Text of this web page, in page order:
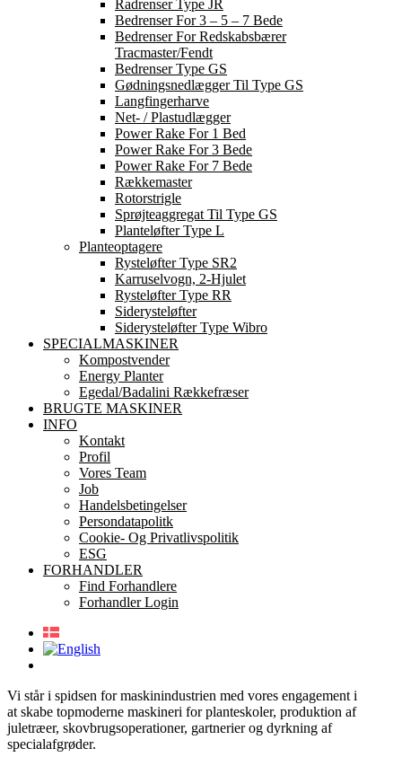
Radrenser Type JR
Bedrenser For 3 – 5 – 7 Bede
Bedrenser For Redskabsbærer
Tracmaster/Fendt
Bedrenser Type GS
Gødningsnedlægger Til Type GS
Langfingerharve
Net- / Plastudlægger
Power Rake For 1 Bed
Power Rake For 3 Bede
Power Rake For 7 Bede
Rækkemaster
Rotorstrigle
Sprøjteaggregat Til Type GS
Planteløfter Type L
Planteoptagere
Rysteløfter Type SR2
Karruselvogn, 2-Hjulet
Rysteløfter Type RR
Siderysteløfter
Siderysteløfter Type Wibro
SPECIALMASKINER
Kompostvender
Energy Planter
Egedal/Badalini Rækkefræser
BRUGTE MASKINER
INFO
Kontakt
Profil
Vores Team
Job
Handelsbetingelser
Persondatapolitk
Cookie- Og Privatlivspolitik
ESG
FORHANDLER
Find Forhandlere
Forhandler Login
Vi står i spidsen for maskinindustrien med vores engagement i
at skabe topmoderne maskineri for planteskoler, produktion af
juletræer, skovbrugsoperationer, gartnerier og dyrkning af
specialafgrøder.